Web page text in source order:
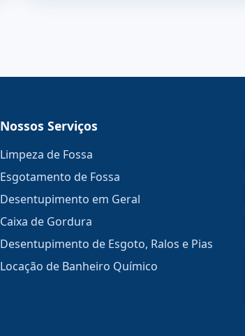
Nossos Serviços
Limpeza de Fossa
Esgotamento de Fossa
Desentupimento em Geral
Caixa de Gordura
Desentupimento de Esgoto, Ralos e Pias
Locação de Banheiro Químico